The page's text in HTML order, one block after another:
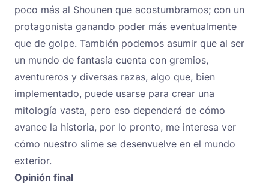
poco más al Shounen que acostumbramos; con un
protagonista ganando poder más eventualmente
que de golpe. También podemos asumir que al ser
un mundo de fantasía cuenta con gremios,
aventureros y diversas razas, algo que, bien
implementado, puede usarse para crear una
mitología vasta, pero eso dependerá de cómo
avance la historia, por lo pronto, me interesa ver
cómo nuestro slime se desenvuelve en el mundo
exterior.
Opinión final